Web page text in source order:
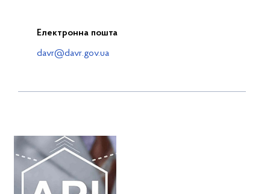
Електронна пошта
davr@davr.gov.ua